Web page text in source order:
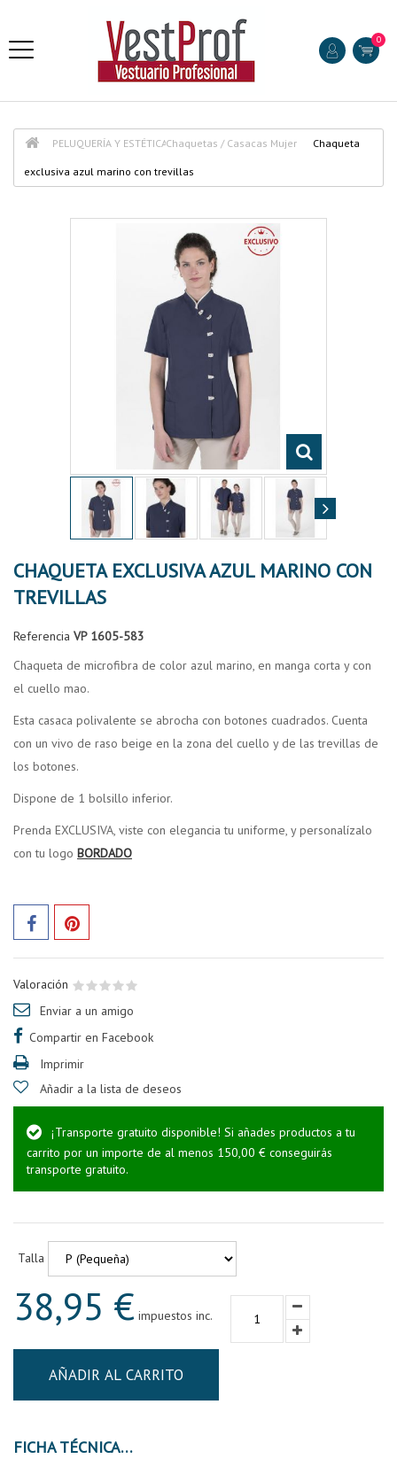
0
PELUQUERÍA Y ESTÉTICAChaquetas / Casacas Mujer Chaqueta
exclusiva azul marino con trevillas
CHAQUETA EXCLUSIVA AZUL MARINO CON
TREVILLAS
Referencia VP 1605-583
Chaqueta de microfibra de color azul marino, en manga corta y con
el cuello mao.
Esta casaca polivalente se abrocha con botones cuadrados. Cuenta
con un vivo de raso beige en la zona del cuello y de las trevillas de
los botones.
Dispone de 1 bolsillo inferior.
Prenda EXCLUSIVA, viste con elegancia tu uniforme, y personalízalo
con tu logo BORDADO
Valoración
Enviar a un amigo
Compartir en Facebook
Imprimir
Añadir a la lista de deseos
¡Transporte gratuito disponible! Si añades productos a tu
carrito por un importe de al menos 150,00 € conseguirás
transporte gratuito.
Talla
38,95 € impuestos inc.
AÑADIR AL CARRITO
FICHA TÉCNICA